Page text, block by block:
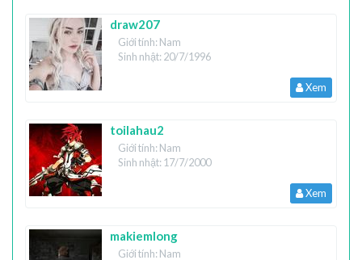
draw207
Giới tính: Nam
Sinh nhật: 20/7/1996
Xem
toilahau2
Giới tính: Nam
Sinh nhật: 17/7/2000
Xem
makiemlong
Giới tính: Nam